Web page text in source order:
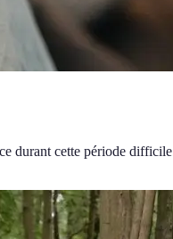
durant cette période